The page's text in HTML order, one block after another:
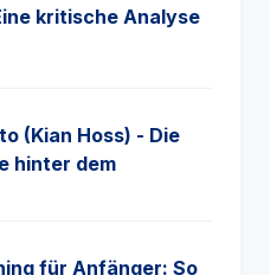
kritische Analyse
(Kian Hoss) - Die
hinter dem
für Anfänger: So